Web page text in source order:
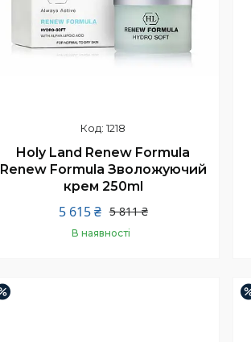
1218
Holy Land Renew Formula
Renew Formula Зволожуючий
крем 250ml
5 811 ₴
5 615 ₴
В наявності